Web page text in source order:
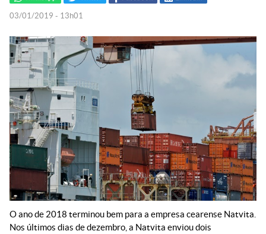
03/01/2019 - 13h01
O ano de 2018 terminou bem para a empresa cearense Natvita.
Nos últimos dias de dezembro, a Natvita enviou dois